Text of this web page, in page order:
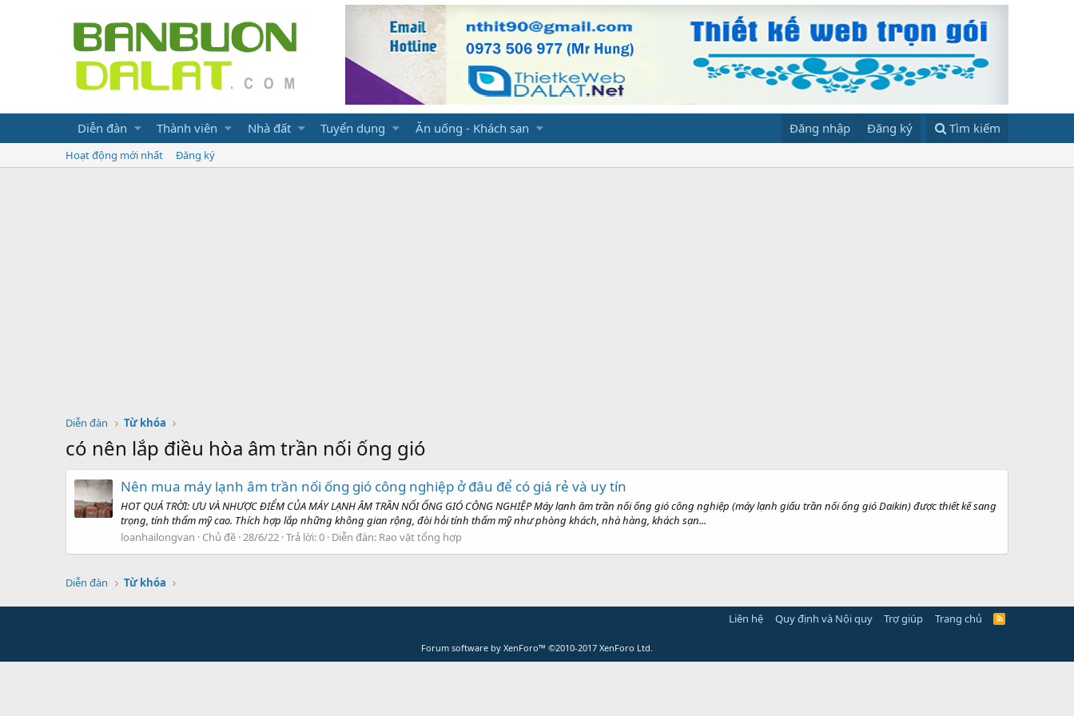
Diễn đàn Thành viên Nhà đất Tuyển dụng Ăn uống - Khách sạn Đăng nhập Đăng ký Tìm kiếm
Hoạt động mới nhất Đăng ký
Diễn đàn Từ khóa
có nên lắp điều hòa âm trần nối ống gió
Nên mua máy lạnh âm trần nối ống gió công nghiệp ở đâu để có giá rẻ và uy tín
HOT QUÁ TRỜI: ƯU VÀ NHƯỢC ĐIỂM CỦA MÁY LẠNH ÂM TRẦN NỐI ỐNG GIÓ CÔNG NGHIỆP Máy lạnh âm trần nối ống gió công nghiệp (máy lạnh giấu trần nối ống gió Daikin) được thiết kế sang
trọng, tính thẩm mỹ cao. Thích hợp lắp những không gian rộng, đòi hỏi tính thẩm mỹ như phòng khách, nhà hàng, khách sạn...
loanhailongvan
Chủ đề 28/6/22 Trả lời: 0 Diễn đàn: Rao vặt tổng hợp
Diễn đàn Từ khóa
Liên hệ Quy định và Nội quy Trợ giúp Trang chủ
Forum software by XenForo™ ©2010-2017 XenForo Ltd.